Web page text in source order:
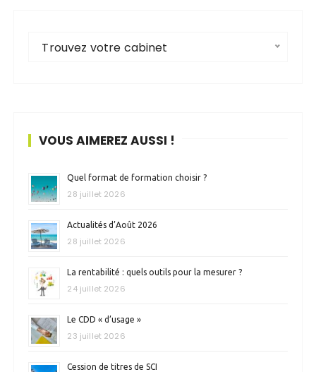
Trouvez votre cabinet
VOUS AIMEREZ AUSSI !
Quel format de formation choisir ?
28 juillet 2026
Actualités d’Août 2026
28 juillet 2026
La rentabilité : quels outils pour la mesurer ?
24 juillet 2026
Le CDD « d’usage »
23 juillet 2026
Cession de titres de SCI